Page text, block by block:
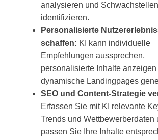
analysieren und
identifizieren.
Personalisierte
schaffen: KI kann individuelle
Empfehlungen aussprechen,
personalisierte Inhalte anzeigen
dynamische Landingpages
SEO und Content-Strategie
Erfassen Sie mit KI relevante
Trends und Wettbewerberdaten
passen Sie Ihre Inhalte